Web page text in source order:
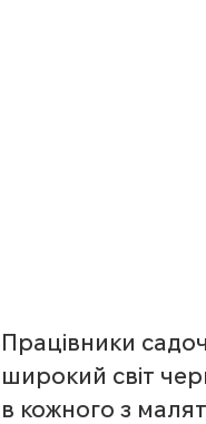
Працівники
широкий світ
в кожного з